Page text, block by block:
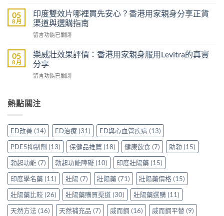
鋼
嗎？
港
士
購
買
讀
的
意
事
項〉
中
評
價：
雙
效
勃
加
時
香
家
真
實
使
用
心
得〉
中
學
名
藥
邊
好？
一
文
比
VI[DK]
羅
紅
鑽〉
中
05
8 月
印度雙效片哪裡買先安心？香港用家親身分享正貨
渠道與選購指南
在
度
雙
效
片
買
心？
香
港
用
家
親
身
分
享
正
貨
留言功能已關閉
05
8 月
樂威壯效果評價：香港用家親身服用Levitra的真實
分享
在
壯
效
評
價：
香
港
用
家
親
身
服
用
Levitra
留言功能已關閉
熱點關注
ED改善 (14) ED治療 (31) ED與心血管疾病 (13)
PDE5抑制劑 (13) 保健品推薦 (18) 健康飲食 (7) 助勃 (15)
勃起功能 (7) 勃起功能障礙 (10) 印度壯陽藥 (15)
印度學名藥 (11) 壯陽 (7) 壯陽藥 (71) 壯陽藥價格 (15)
壯陽藥比較 (26) 壯陽藥購買渠道 (30) 壯陽藥選購 (11)
天然方法 (16) 天然補充品 (7) 威而鋼 (16) 威而鋼平替 (9)